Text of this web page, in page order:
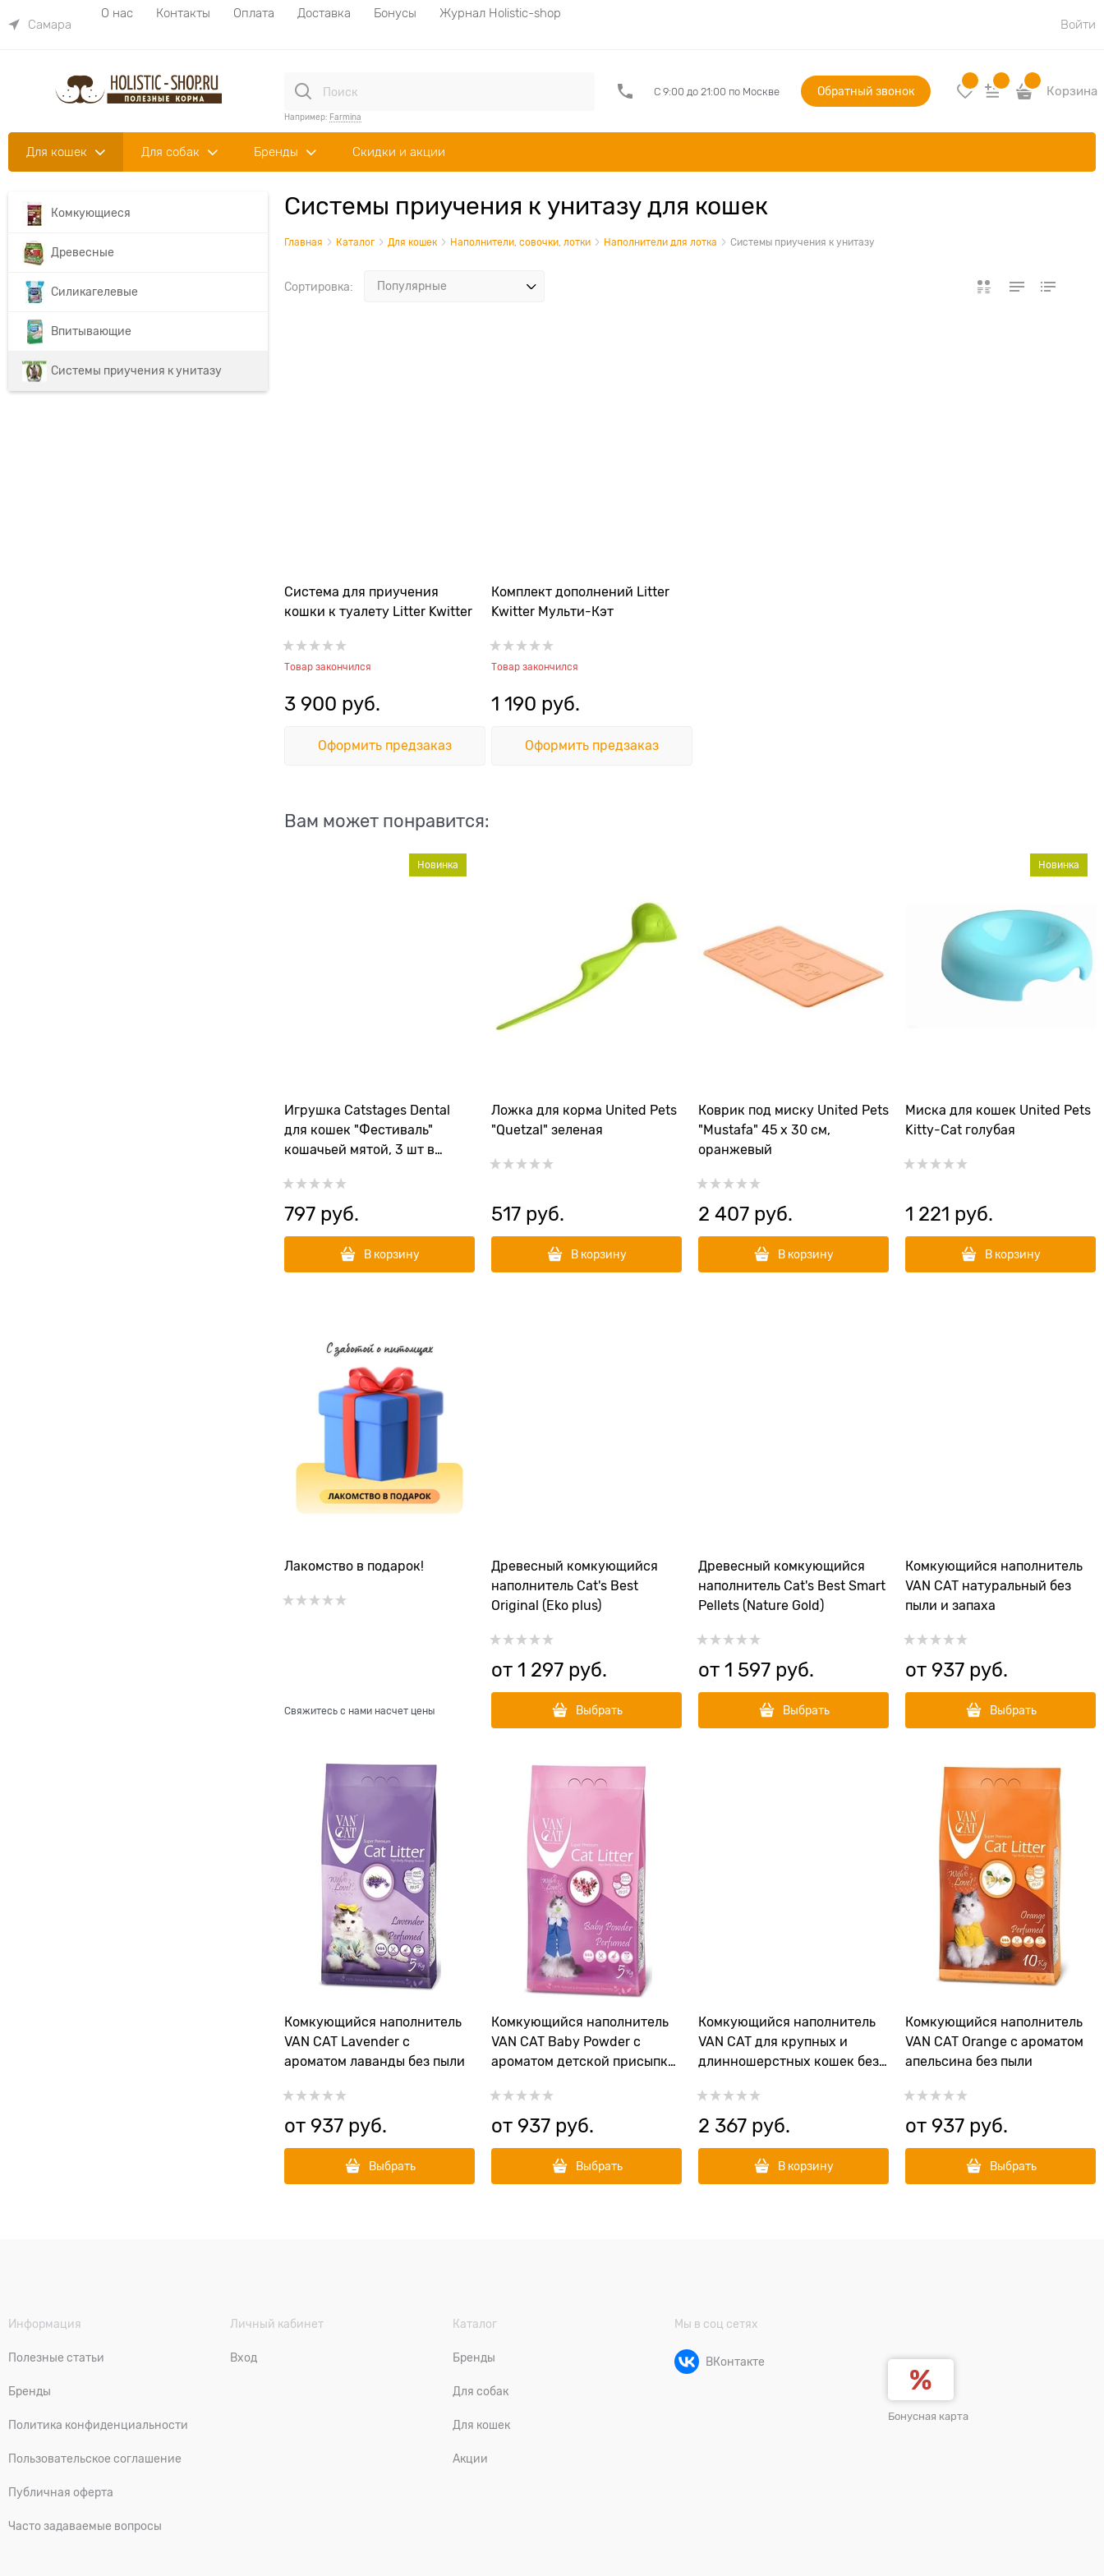
Самара
О нас Контакты Оплата Доставка Бонусы
Журнал Holistic-shop
Войти
Например: Farmina
С 9:00 до 21:00 по Москве Обратный звонок Корзина
Для кошек Для собак Бренды Скидки и акции
Комкующиеся
Древесные
Силикагелевые
Впитывающие
Системы приучения к унитазу
Системы приучения к унитазу для кошек
Главная Каталог Для кошек Наполнители, совочки, лотки Наполнители для лотка Системы приучения к унитазу
Сортировка:
Cистема для приучения
кошки к туалету Litter Kwitter
Товар закончился
3 900 руб.
Оформить предзаказ
Комплект дополнений Litter
Kwitter Мульти-Кэт
Товар закончился
1 190 руб.
Оформить предзаказ
Вам может понравится:
Игрушка Catstages Dental
для кошек "Фестиваль"
кошачьей мятой, 3 шт в
Новинка
797 руб.
В корзину
Ложка для корма United Pets
"Quetzal" зеленая
517 руб.
В корзину
Коврик под миску United Pets
"Mustafa" 45 х 30 см,
оранжевый
2 407 руб.
В корзину
Миска для кошек United Pets
Kitty-Cat голубая
Новинка
1 221 руб.
В корзину
Лакомство в подарок!
Свяжитесь с нами насчет цены
Древесный комкующийся
наполнитель Cat's Best
Original (Eko plus)
от 1 297 руб.
Выбрать
Древесный комкующийся
наполнитель Cat's Best Smart
Pellets (Nature Gold)
от 1 597 руб.
Выбрать
Комкующийся наполнитель
VAN CAT натуральный без
пыли и запаха
от 937 руб.
Выбрать
Комкующийся наполнитель
VAN CAT Lavender с
ароматом лаванды без пыли
от 937 руб.
Выбрать
Комкующийся наполнитель
VAN CAT Baby Powder с
ароматом детской присыпки
от 937 руб.
Выбрать
Комкующийся наполнитель
VAN CAT для крупных и
длинношерстных кошек без
2 367 руб.
В корзину
Комкующийся наполнитель
VAN CAT Orange с ароматом
апельсина без пыли
от 937 руб.
Выбрать
Информация
Полезные статьи
Бренды
Политика конфиденциальности
Пользовательское соглашение
Публичная оферта
Часто задаваемые вопросы
Личный кабинет
Вход
Каталог
Бренды
Для собак
Для кошек
Акции
Мы в соц сетях
ВКонтакте
Бонусная карта